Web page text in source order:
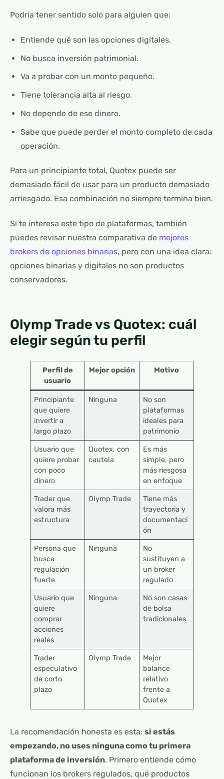
Podría tener sentido solo para alguien que:
Entiende qué son las opciones digitales.
No busca inversión patrimonial.
Va a probar con un monto pequeño.
Tiene tolerancia alta al riesgo.
No depende de ese dinero.
Sabe que puede perder el monto completo de cada
operación.
Para un principiante total, Quotex puede ser
demasiado fácil de usar para un producto demasiado
arriesgado. Esa combinación no siempre termina bien.
Si te interesa este tipo de plataformas, también
puedes revisar nuestra comparativa de mejores
brokers de opciones binarias, pero con una idea clara:
opciones binarias y digitales no son productos
conservadores.
Olymp Trade vs Quotex: cuál
elegir según tu perfil
Perfil de
usuario
Mejor opción Motivo
Principiante
que quiere
invertir a
largo plazo
Ninguna
No son
plataformas
ideales para
patrimonio
Usuario que
quiere probar
con poco
dinero
Quotex, con
cautela
Es más
simple, pero
más riesgosa
en enfoque
Trader que
valora más
estructura
Olymp Trade
Tiene más
trayectoria y
documentaci
ón
Persona que
busca
regulación
fuerte
Ninguna
No
sustituyen a
un broker
regulado
Usuario que
quiere
comprar
acciones
reales
Ninguna
No son casas
de bolsa
tradicionales
Trader
especulativo
de corto
plazo
Olymp Trade
Mejor
balance
relativo
frente a
Quotex
La recomendación honesta es esta: si estás
empezando, no uses ninguna como tu primera
plataforma de inversión. Primero entiende cómo
funcionan los brokers regulados, qué productos